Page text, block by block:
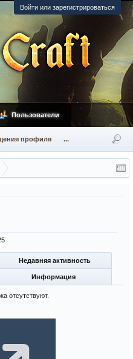
Войти или зарегистрироваться
Недавняя активность
Информация
отсутствуют.
Пользователи
профиля ...